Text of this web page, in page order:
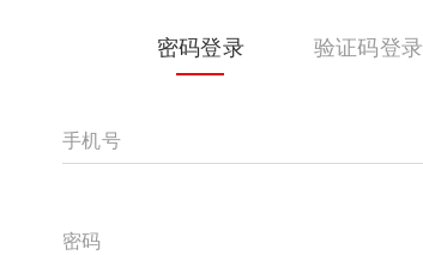
密码登录 验证码登录
手机号
密码